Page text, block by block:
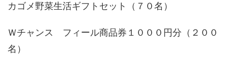
カゴメ野菜生活ギフトセット（７０名）
Ｗチャンス フィール商品券１０００円分（２００
名）